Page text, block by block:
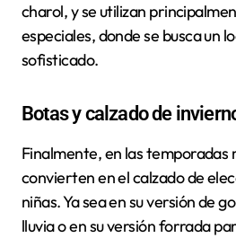
charol, y se utilizan
especiales, donde se busca un
sofisticado.
Botas y calzado de
Finalmente, en las temporadas
convierten en el calzado de
niñas. Ya sea en su versión de
lluvia o en su versión forrada